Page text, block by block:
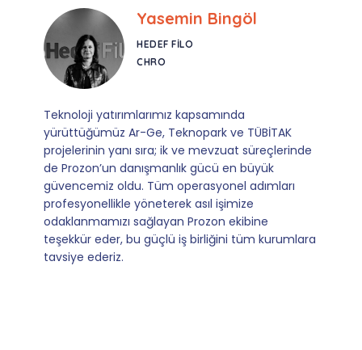
Ebru Kural
CORESYS
SATIŞ YÖNETICISI
Mevzuata uyum, başvuru ve izleme adımlarında
sağladıkları kusursuz yönlendirme sayesinde artık
operasyonlarımızı sıfır kaygı ve tam güvenle
yürütüyoruz. İş birliğimizi bizim için asıl değerli
kılan ise; ihtiyaç duyduğumuz her an ulaşılabilir
olmaları ve sorularımıza aldığımız hızlı geri
dönüşler.